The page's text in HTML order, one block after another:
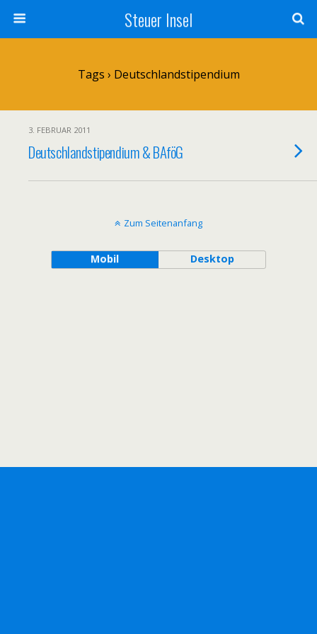
Steuer Insel
Tags › Deutschlandstipendium
3. FEBRUAR 2011
Deutschlandstipendium & BAföG
Zum Seitenanfang
Mobil Desktop